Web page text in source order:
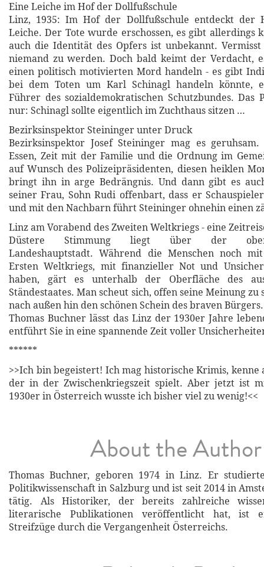
Eine Leiche im Hof der Dollfußschule
Linz, 1935: Im Hof der Dollfußschule entdeckt der
Leiche. Der Tote wurde erschossen, es gibt allerdings
auch die Identität des Opfers ist unbekannt.
niemand zu werden. Doch bald keimt der Verdacht,
einen politisch motivierten Mord handeln - es gibt
bei dem Toten um Karl Schinagl handeln könnte,
Führer des sozialdemokratischen Schutzbundes. Das
nur: Schinagl sollte eigentlich im Zuchthaus sitzen …
Bezirksinspektor Steininger unter Druck
Bezirksinspektor Josef Steininger mag es
Essen, Zeit mit der Familie und die Ordnung im
auf Wunsch des Polizeipräsidenten, diesen heiklen
bringt ihn in arge Bedrängnis. Und dann gibt es
seiner Frau, Sohn Rudi offenbart, dass er
und mit den Nachbarn führt Steininger ohnehin einen
Linz am Vorabend des Zweiten Weltkriegs - eine
Düstere Stimmung liegt über der
Landeshauptstadt. Während die Menschen noch
Ersten Weltkriegs, mit finanzieller Not und
haben, gärt es unterhalb der Oberfläche des
Ständestaates. Man scheut sich, offen seine Meinung zu
nach außen hin den schönen Schein des braven Bürgers.
Thomas Buchner lässt das Linz der 1930er Jahre
entführt Sie in eine spannende Zeit voller
******
>>Ich bin begeistert! Ich mag historische Krimis, kenne
der in der Zwischenkriegszeit spielt. Aber jetzt ist
1930er in Österreich wusste ich bisher viel zu wenig!<<
About the Author
Thomas Buchner, geboren 1974 in Linz. Er
Politikwissenschaft in Salzburg und ist seit 2014 in
tätig. Als Historiker, der bereits zahlreiche
literarische Publikationen veröffentlicht hat, ist
Streifzüge durch die Vergangenheit Österreichs.